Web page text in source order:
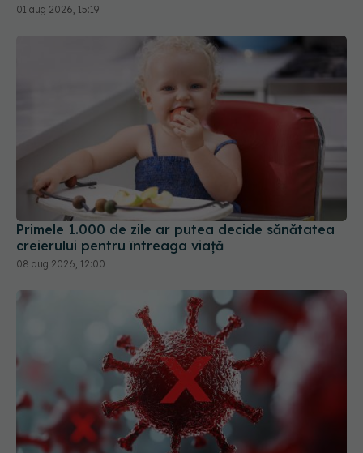
01 aug 2026, 15:19
Primele 1.000 de zile ar putea decide sănătatea
creierului pentru întreaga viață
08 aug 2026, 12:00